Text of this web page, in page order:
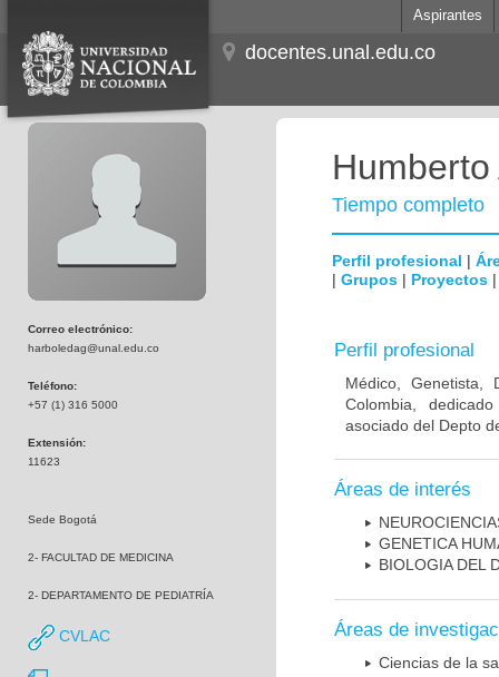
Aspirantes
docentes.unal.edu.co
Correo electrónico:
harboledag@unal.edu.co
Teléfono:
+57 (1) 316 5000
Extensión:
11623
Sede Bogotá
2- FACULTAD DE MEDICINA
2- DEPARTAMENTO DE PEDIATRÍA
CVLAC
Tiempo completo
Perfil profesional |
| Grupos | Proyectos
Perfil profesional
Médico, Genetista,
Colombia,
asociado del Depto
Áreas de interés
GENETICA
BIOLOGIA DEL
Áreas de
Ciencias de la